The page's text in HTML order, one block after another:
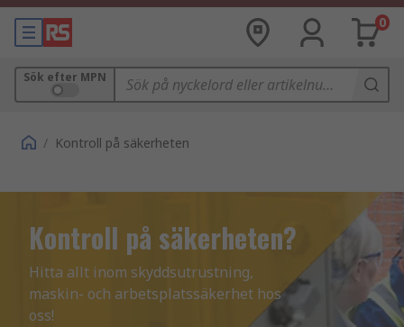
0
Sök efter MPN
/ Kontroll på säkerheten
Kontroll på säkerheten?
Hitta allt inom skyddsutrustning,
maskin- och arbetsplatssäkerhet hos
oss!